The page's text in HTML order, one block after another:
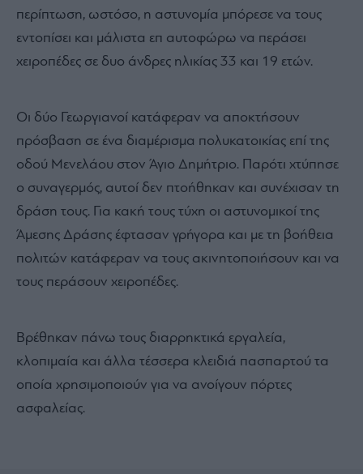
περίπτωση, ωστόσο, η αστυνομία μπόρεσε να τους
εντοπίσει και μάλιστα επ αυτοφώρω να περάσει
χειροπέδες σε δυο άνδρες ηλικίας 33 και 19 ετών.
Οι δύο Γεωργιανοί κατάφεραν να αποκτήσουν
πρόσβαση σε ένα διαμέρισμα πολυκατοικίας επί της
οδού Μενελάου στον Άγιο Δημήτριο. Παρότι χτύπησε
ο συναγερμός, αυτοί δεν πτοήθηκαν και συνέχισαν τη
δράση τους. Για κακή τους τύχη οι αστυνομικοί της
Άμεσης Δράσης έφτασαν γρήγορα και με τη βοήθεια
πολιτών κατάφεραν να τους ακινητοποιήσουν και να
τους περάσουν χειροπέδες.
Βρέθηκαν πάνω τους διαρρηκτικά εργαλεία,
κλοπιμαία και άλλα τέσσερα κλειδιά πασπαρτού τα
οποία χρησιμοποιούν για να ανοίγουν πόρτες
ασφαλείας.